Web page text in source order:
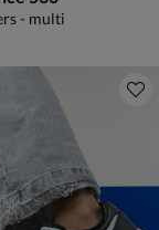
- multi